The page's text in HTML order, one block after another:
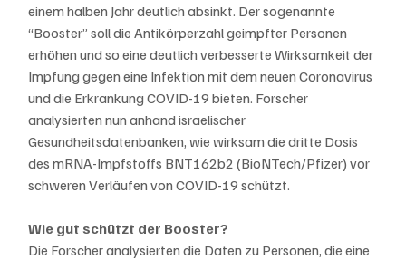
einem halben Jahr deutlich absinkt. Der sogenannte
“Booster” soll die Antikörperzahl geimpfter Personen
erhöhen und so eine deutlich verbesserte Wirksamkeit der
Impfung gegen eine Infektion mit dem neuen Coronavirus
und die Erkrankung COVID-19 bieten. Forscher
analysierten nun anhand israelischer
Gesundheitsdatenbanken, wie wirksam die dritte Dosis
des mRNA-Impfstoffs BNT162b2 (BioNTech/Pfizer) vor
schweren Verläufen von COVID-19 schützt.
Wie gut schützt der Booster?
Die Forscher analysierten die Daten zu Personen, die eine